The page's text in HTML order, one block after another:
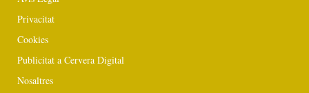
Privacitat
Cookies
Publicitat a Cervera Digital
Nosaltres